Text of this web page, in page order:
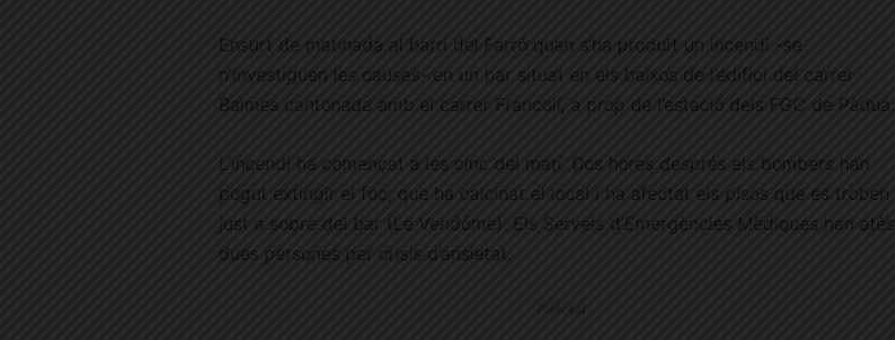
Ensurt de matinada al barri del Farró quan s’ha produït un incendi -se
n’investiguen les causes- en un bar situat en els baixos de l’edifici del carrer
Balmes cantonada amb el carrer Francolí, a prop de l’estació dels FGC de Pàdua.
L’incendi ha començat a les cinc del matí. Dos hores després els bombers han
pogut extingir el foc, que ha calcinat el local i ha afectat els pisos que es troben
just a sobre del bar (Le Vendóme). Els Serveis d’Emergències Mèdiques han atès
dues persones per crisis d’ansietat.
Publicitat